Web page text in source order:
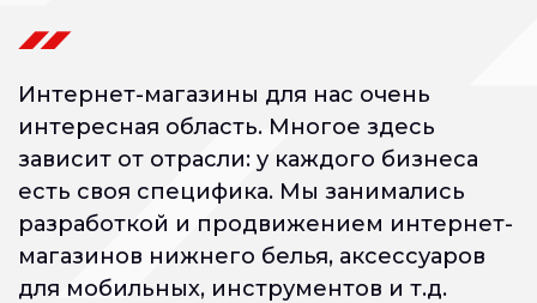
Интернет-магазины для нас очень
интересная область. Многое здесь
зависит от отрасли: у каждого бизнеса
есть своя специфика. Мы занимались
разработкой и продвижением интернет-
магазинов нижнего белья, аксессуаров
для мобильных, инструментов и т.д.